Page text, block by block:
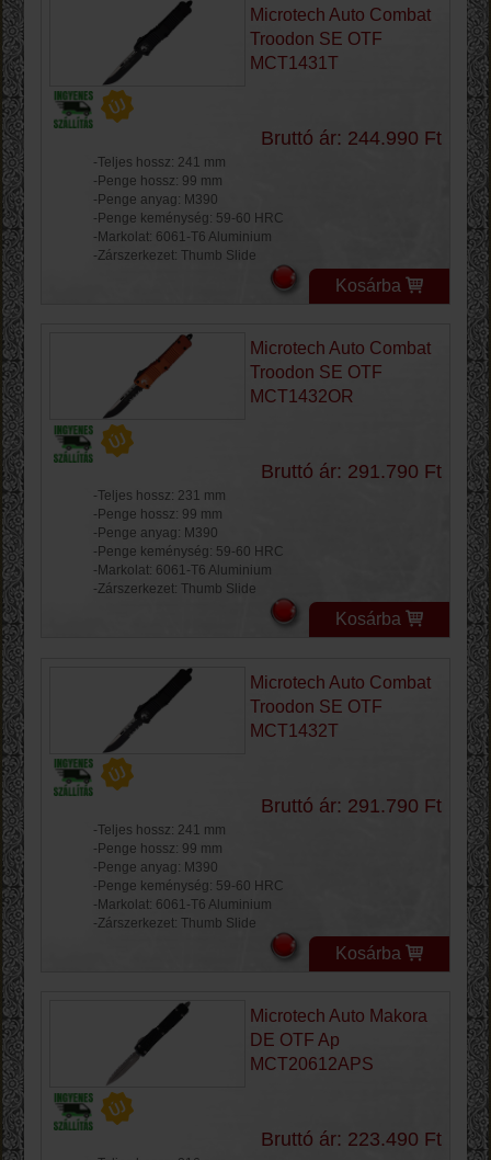
Microtech Auto Combat
Troodon SE OTF
MCT1431T
Bruttó ár: 244.990 Ft
-Teljes hossz: 241 mm
-Penge hossz: 99 mm
-Penge anyag: M390
-Penge keménység: 59-60 HRC
-Markolat: 6061-T6 Aluminium
-Zárszerkezet: Thumb Slide
Kosárba
Microtech Auto Combat
Troodon SE OTF
MCT1432OR
Bruttó ár: 291.790 Ft
-Teljes hossz: 231 mm
-Penge hossz: 99 mm
-Penge anyag: M390
-Penge keménység: 59-60 HRC
-Markolat: 6061-T6 Aluminium
-Zárszerkezet: Thumb Slide
Kosárba
Microtech Auto Combat
Troodon SE OTF
MCT1432T
Bruttó ár: 291.790 Ft
-Teljes hossz: 241 mm
-Penge hossz: 99 mm
-Penge anyag: M390
-Penge keménység: 59-60 HRC
-Markolat: 6061-T6 Aluminium
-Zárszerkezet: Thumb Slide
Kosárba
Microtech Auto Makora
DE OTF Ap
MCT20612APS
Bruttó ár: 223.490 Ft